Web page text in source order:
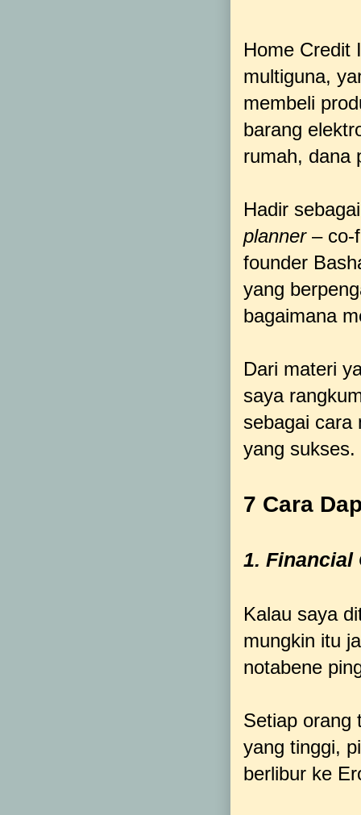
Home Credit
multiguna,
membeli
barang
rumah, dana
Hadir
planner – co-
founder
yang
bagaimana
Dari materi
saya
sebagai cara
yang sukses.
7 Cara
1. Financial
Kalau saya
mungkin itu
notabene
Setiap orang
yang tinggi,
berlibur ke